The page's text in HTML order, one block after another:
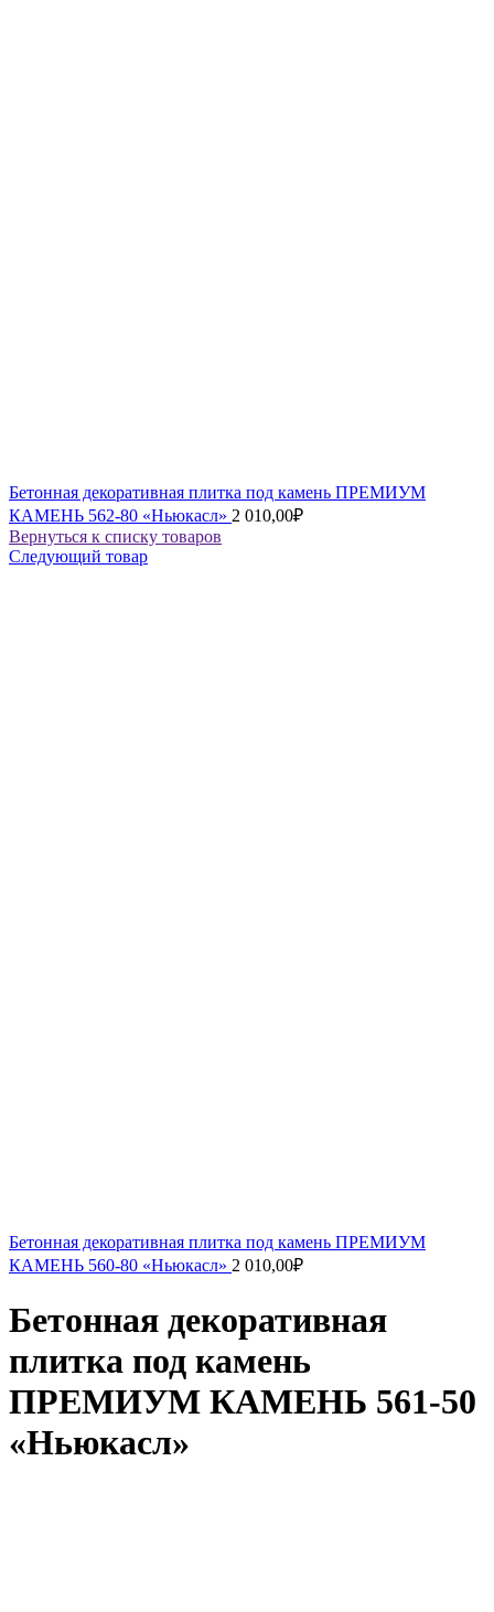
Бетонная декоративная плитка под камень ПРЕМИУМ
КАМЕНЬ 562-80 «Ньюкасл» 2 010,00₽
Вернуться к списку товаров
Следующий товар
Бетонная декоративная плитка под камень ПРЕМИУМ
КАМЕНЬ 560-80 «Ньюкасл» 2 010,00₽
Бетонная декоративная
плитка под камень
ПРЕМИУМ КАМЕНЬ 561-50
«Ньюкасл»